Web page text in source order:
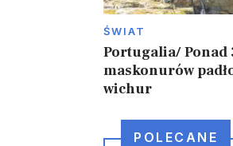
ŚWIAT
Portugalia/ Ponad
maskonurów
wichur
POLECANE